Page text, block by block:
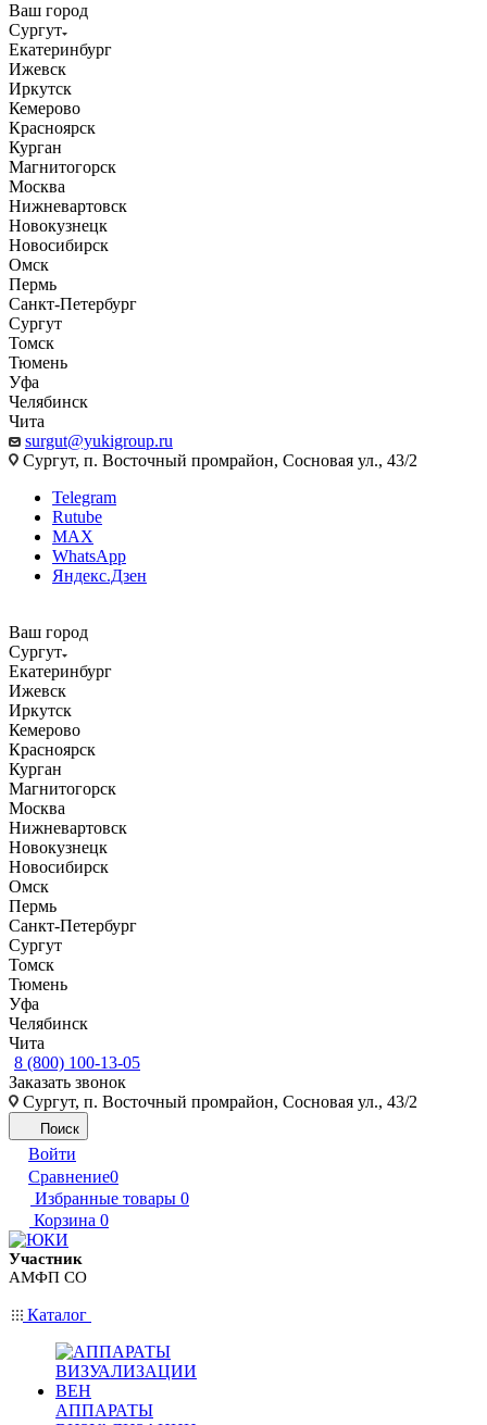
Ваш город
Сургут
Екатеринбург
Ижевск
Иркутск
Кемерово
Красноярск
Курган
Магнитогорск
Москва
Нижневартовск
Новокузнецк
Новосибирск
Омск
Пермь
Санкт-Петербург
Сургут
Томск
Тюмень
Уфа
Челябинск
Чита
surgut@yukigroup.ru
Сургут, п. Восточный промрайон, Сосновая ул., 43/2
Telegram
Rutube
MAX
WhatsApp
Яндекс.Дзен
Ваш город
Сургут
Екатеринбург
Ижевск
Иркутск
Кемерово
Красноярск
Курган
Магнитогорск
Москва
Нижневартовск
Новокузнецк
Новосибирск
Омск
Пермь
Санкт-Петербург
Сургут
Томск
Тюмень
Уфа
Челябинск
Чита
8 (800) 100-13-05
Заказать звонок
Сургут, п. Восточный промрайон, Сосновая ул., 43/2
Поиск
Войти
Сравнение0
Избранные товары 0
Корзина 0
Участник
АМФП СО
Каталог
АППАРАТЫ